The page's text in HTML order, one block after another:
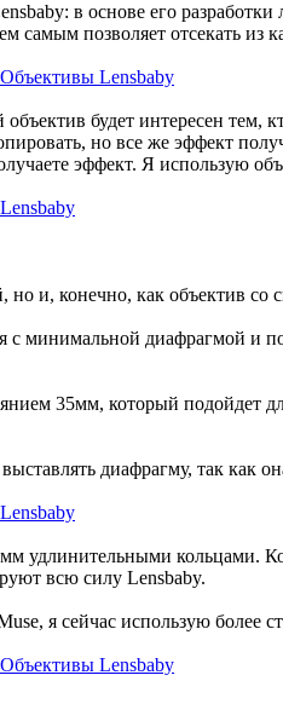
в основе его
самым позволяет отсекать из
будет интересен тем,
но все же эффект
эффект. Я использую
но и, конечно, как объектив
с минимальной диафрагмой и
35мм, который подойдет
диафрагму, так как
удлинительными кольцами.
всю силу Lensbaby.
я сейчас использую более